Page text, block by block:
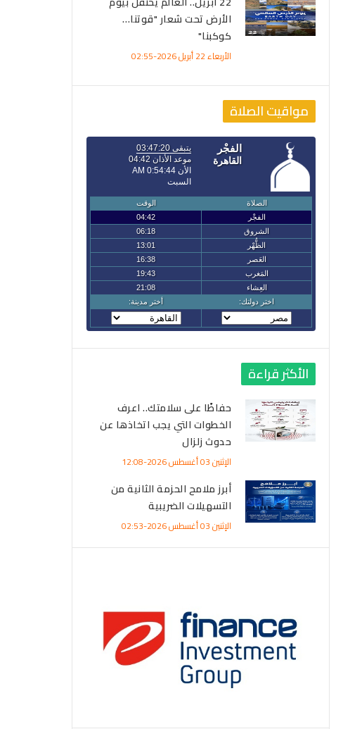
الأرض تحت شعار "قوتنا…
كوكبنا"
الأربعاء 22 أبريل 2026-02:55
مواقيت الصلاة
الأكثر قراءة
حفاظًا على سلامتك.. اعرف
الخطوات التي يجب اتخاذها عن
حدوث زلزال
الإثنين 03 أغسطس 2026-12:08
أبرز ملامح الحزمة الثانية من
التسهيلات الضريبية
الإثنين 03 أغسطس 2026-02:53